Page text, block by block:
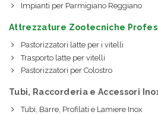
Impianti per Parmigiano Reggiano
Attrezzature Zootecniche
Pastorizzatori latte per i vitelli
Trasporto latte per vitelli
Pastorizzatori per Colostro
Tubi, Raccorderia e Accessori
Tubi, Barre, Profilati e Lamiere Inox